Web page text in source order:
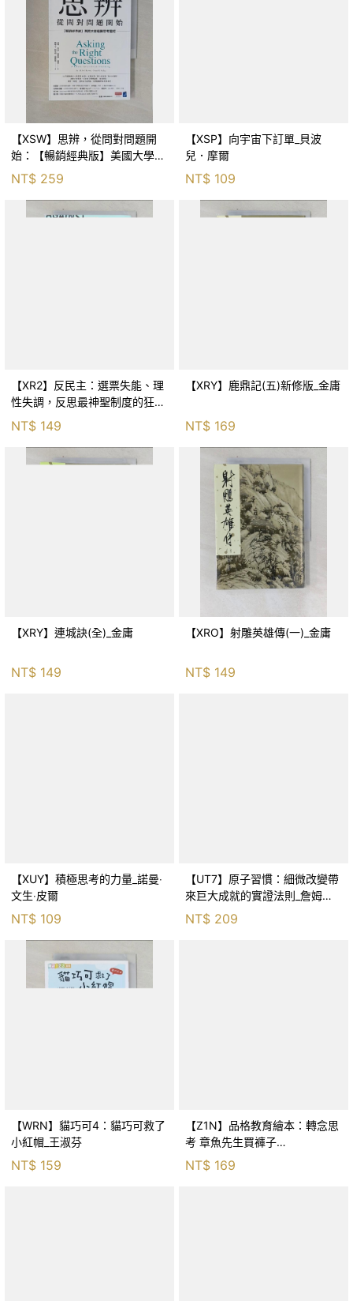
【XSW】思辨，從問對問題開
始：【暢銷經典版】美國大學邏
輯思考聖經_尼爾．布朗, 史都
華．基里, 羅耀宗, 蔡宏明, 黃賓
NT$ 259
【XSP】向宇宙下訂單_貝波
兒．摩爾
NT$ 109
【XR2】反民主：選票失能、理
性失調，反思最神聖制度的狂亂
NT$ 149
【XRY】鹿鼎記(五)新修版_金庸
NT$ 169
【XRY】連城訣(全)_金庸
NT$ 149
【XRO】射雕英雄傳(一)_金庸
NT$ 149
【XUY】積極思考的力量_諾曼‧
文生‧皮爾
NT$ 109
【UT7】原子習慣：細微改變帶
來巨大成就的實證法則_詹姆斯‧
克利爾, 蔡世偉
NT$ 209
【WRN】貓巧可4：貓巧可救了
小紅帽_王淑芬
NT$ 159
【Z1N】品格教育繪本：轉念思
考 章魚先生買褲子
(Octopants)_蘇西‧西尼爾, 黃筱
NT$ 169